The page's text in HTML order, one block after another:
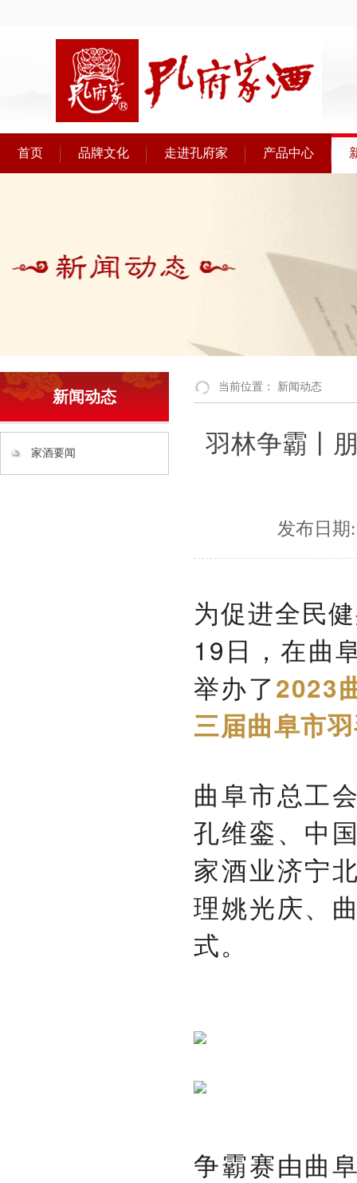
首页 品牌文化 走进孔府家 产品中心
新闻动态
家酒要闻
当前位置： 新闻动态
羽林争霸丨
发布日期:
为促进全民
19日，在曲
举办了2023
三届曲阜市
曲阜市总工
孔维銮、中
家酒业济宁
理姚光庆、
式。
争霸赛由曲